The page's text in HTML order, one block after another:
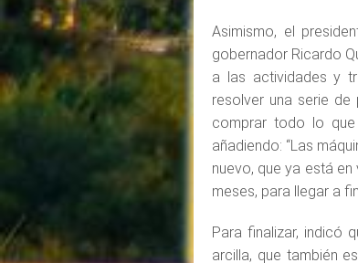
Asimismo, el
gobernador Ricardo
a las actividades y
resolver una serie
comprar todo lo que
añadiendo: “Las
nuevo, que ya está
meses, para llegar a
Para finalizar, indicó
arcilla, que también